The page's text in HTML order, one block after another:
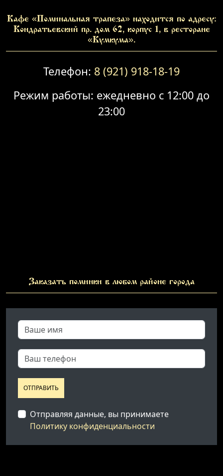
Кафе «Поминальная трапеза» находится по адресу:
Кондратьевский пр. дом 62, корпус 1, в ресторане
«Кумкума».
Телефон: 8 (921) 918-18-19
Режим работы: ежедневно с 12:00 до
23:00
Заказать поминки в любом районе города
ОТПРАВИТЬ
Отправляя данные, вы принимаете
Политику конфиденциальности